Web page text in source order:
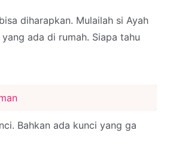
diharapkan. Mulailah si Ayah
ada di rumah. Siapa tahu
Bahkan ada kunci yang ga